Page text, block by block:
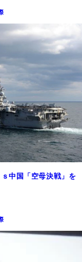
中国「空母決戦」を